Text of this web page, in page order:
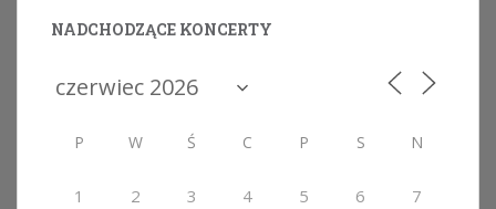
NADCHODZĄCE KONCERTY
P W Ś C P S N
1 2 3 4 5 6 7